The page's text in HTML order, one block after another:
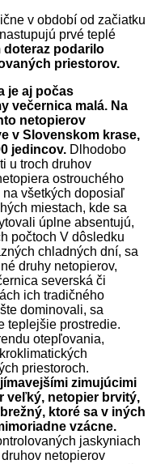
v období od začiatku
prvé teplé
doteraz podarilo
priestorov.
je aj počas
večernica malá. Na
netopierov
v Slovenskom krase,
jedincov. Dlhodobo
u troch druhov
ostrouchého
všetkých doposiaľ
miestach, kde sa
úplne absentujú,
počtoch V dôsledku
chladných dní, sa
druhy netopierov,
severská či
ich tradičného
dominovali, sa
teplejšie prostredie.
otepľovania,
priestoroch.
zimujúcimi
veľký, netopier brvitý,
ktoré sa v iných
vzácne.
jaskyniach
netopierov